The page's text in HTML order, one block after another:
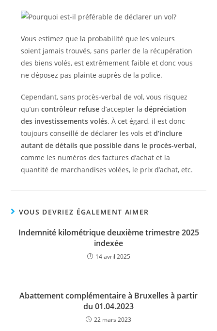
Vous estimez que la probabilité que les voleurs
soient jamais trouvés, sans parler de la récupération
des biens volés, est extrêmement faible et donc vous
ne déposez pas plainte auprès de la police.
Cependant, sans procès-verbal de vol, vous risquez
qu’un contrôleur refuse d’accepter la dépréciation
des investissements volés. À cet égard, il est donc
toujours conseillé de déclarer les vols et d’inclure
autant de détails que possible dans le procès-verbal,
comme les numéros des factures d’achat et la
quantité de marchandises volées, le prix d’achat, etc.
VOUS DEVRIEZ ÉGALEMENT AIMER
Indemnité kilométrique deuxième trimestre 2025
indexée
14 avril 2025
Abattement complémentaire à Bruxelles à partir
du 01.04.2023
22 mars 2023